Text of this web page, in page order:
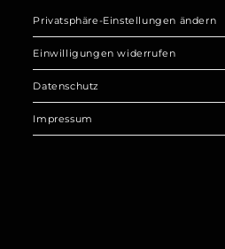
Privatsphäre-Einstellungen ändern
Einwilligungen widerrufen
Datenschutz
Impressum